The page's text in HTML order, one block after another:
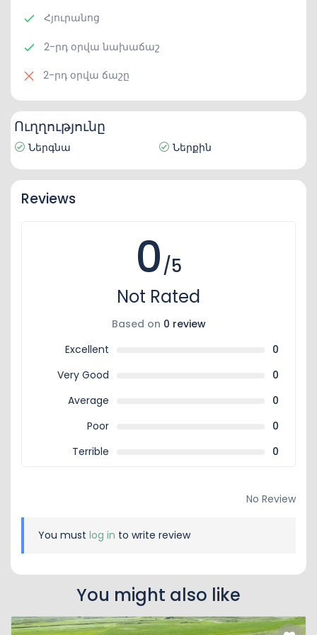
Հյուրանոց
2-րդ օրվա նախաճաշ
2-րդ օրվա ճաշը
Ուղղությունը
Ներգնա Ներքին
Reviews
0/5
Not Rated
Based on 0 review
Excellent
0
Very Good
0
Average
0
Poor
0
Terrible
0
No Review
You must log in to write review
You might also like